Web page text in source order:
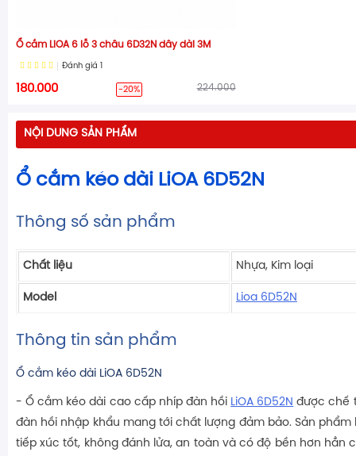
Ổ cắm LiOA 6 lỗ 3 châu 6D32N dây dài 3M
Đánh giá
180.000 -20% 224.000
NỘI DUNG SẢN PHẨM
Ổ cắm kéo dài LiOA 6D52N
Thông số sản phẩm
Chất liệu Nhựa, Kim loại
Model Lioa 6D52N
Thông tin sản phẩm
Ổ cắm kéo dài LiOA 6D52N
- Ổ cắm kéo dài cao cấp nhíp đàn hồi LiOA 6D52N được chế
đàn hồi nhập khẩu mang tới chất lượng đảm bảo. Sản phẩm
tiếp xúc tốt, không đánh lửa, an toàn và có độ bền hơn hẳn